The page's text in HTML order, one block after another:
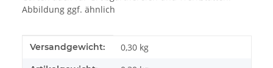
Abbildung ggf. ähnlich
Produkteigenschaft
Wert
Versandgewicht: 0,30 kg